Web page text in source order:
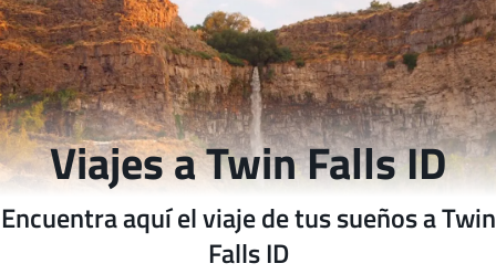
Viajes a Twin Falls ID
Encuentra aquí el viaje de tus sueños a Twin
Falls ID